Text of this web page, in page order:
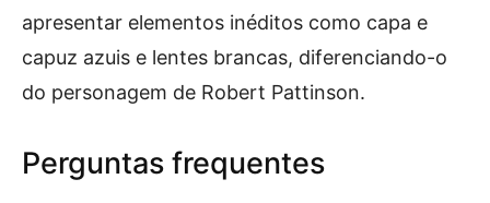
apresentar elementos inéditos como capa e
capuz azuis e lentes brancas, diferenciando-o
do personagem de Robert Pattinson.
Perguntas frequentes